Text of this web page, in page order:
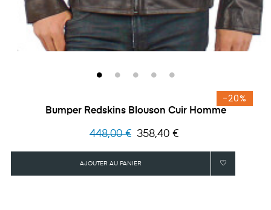
Bumper Redskins Blouson Cuir Homme
Prix
448,00 €
-20%
Prix
358,40 €
AJOUTER AU PANIER